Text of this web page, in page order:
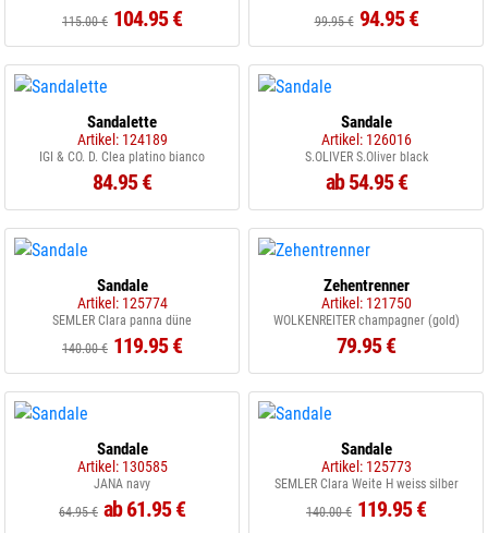
115.00 € 104.95 €
99.95 € 94.95 €
Sandalette
Artikel: 124189
IGI & CO. D. Clea platino bianco
84.95 €
Sandale
Artikel: 126016
S.OLIVER S.Oliver black
ab 54.95 €
Sandale
Artikel: 125774
SEMLER Clara panna düne
140.00 € 119.95 €
Zehentrenner
Artikel: 121750
WOLKENREITER champagner (gold)
79.95 €
Sandale
Artikel: 130585
JANA navy
64.95 € ab 61.95 €
Sandale
Artikel: 125773
SEMLER Clara Weite H weiss silber
140.00 € 119.95 €